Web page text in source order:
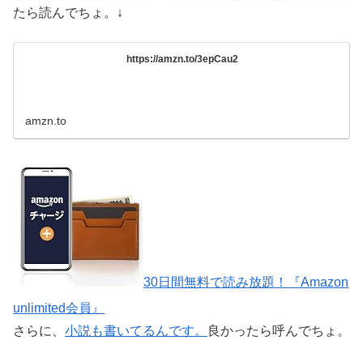
たら読んでちょ。↓
https://amzn.to/3epCau2
amzn.to
30日間無料で読み放題！『Amazon
unlimited会員』
さらに、 小説も書いてるんです。 良かったら呼んでちょ。